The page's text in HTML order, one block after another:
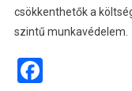
csökkenthetők a
szintű munkavédelem.
Facebook